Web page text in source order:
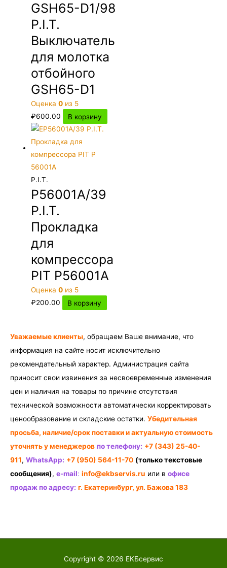
GSH65-D1/98
P.I.T.
Выключатель
для молотка
отбойного
GSH65-D1
Оценка0 из 5
₽600.00 В корзину
P.I.T.
P56001A/39
P.I.T.
Прокладка
для
компрессора
PIT P56001A
Оценка0 из 5
₽200.00 В корзину
Уважаемые клиенты, обращаем Ваше внимание, что
информация на сайте носит исключительно
рекомендательный характер. Администрация сайта
приносит свои извинения за несвоевременные изменения
цен и наличия на товары по причине отсутствия
технической возможности автоматически корректировать
ценообразование и складские остатки. Убедительная
просьба, наличие/срок поставки и актуальную стоимость
уточнять у менеджеров по телефону: +7 (343) 25-40-
911, WhatsApp: +7 (950) 564-11-70 (только текстовые
сообщения), e-mail: info@ekbservis.ru или в офисе
продаж по адресу: г. Екатеринбург, ул. Бажова 183
Copyright © 2026 ЕКБсервис